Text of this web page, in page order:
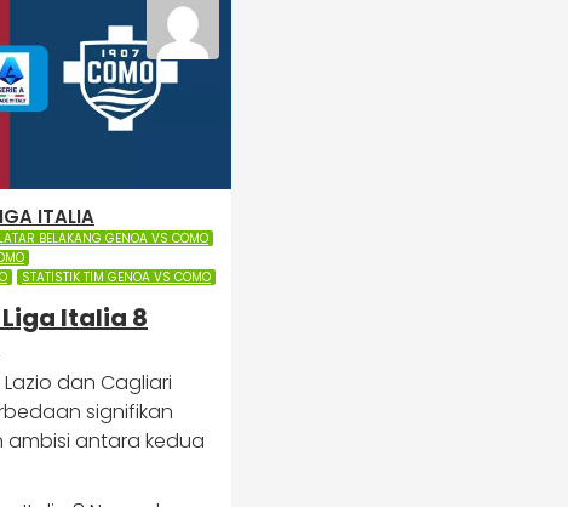
ITALIA
LATAR BELAKANG GENOA VS COMO
STATISTIK TIM GENOA VS COMO
Italia 8
dan Cagliari
signifikan
antara kedua